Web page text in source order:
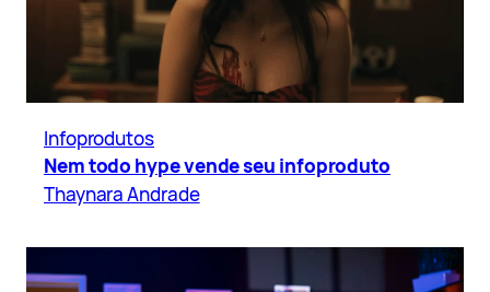
Infoprodutos
Nem todo hype vende seu infoproduto
Thaynara Andrade